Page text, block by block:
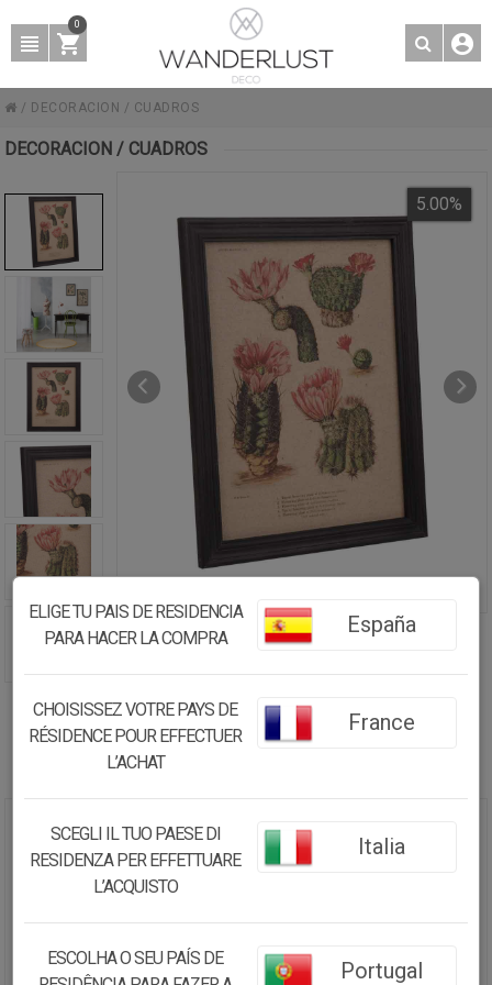
0
/ DECORACION / CUADROS
DECORACION / CUADROS
CUADRO MADERA Y TELA
33X43X1,8
16.82€
5.00%
15.98€
ELIGE TU PAIS DE RESIDENCIA
PARA HACER LA COMPRA
España
CHOISISSEZ VOTRE PAYS DE
RÉSIDENCE POUR EFFECTUER
L’ACHAT
France
SCEGLI IL TUO PAESE DI
RESIDENZA PER EFFETTUARE
L’ACQUISTO
Italia
ESCOLHA O SEU PAÍS DE
Portugal